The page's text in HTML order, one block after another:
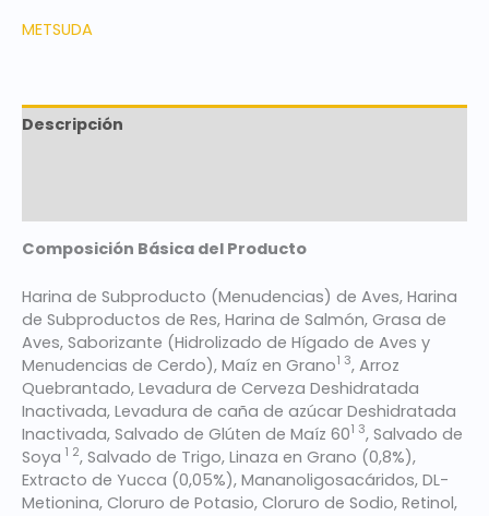
METSUDA
Descripción
Composición Básica del Producto
Harina de Subproducto (Menudencias) de Aves, Harina
de Subproductos de Res, Harina de Salmón, Grasa de
Aves, Saborizante (Hidrolizado de Hígado de Aves y
Menudencias de Cerdo), Maíz en Grano1 3, Arroz
Quebrantado, Levadura de Cerveza Deshidratada
Inactivada, Levadura de caña de azúcar Deshidratada
Inactivada, Salvado de Glúten de Maíz 601 3, Salvado de
Soya 1 2, Salvado de Trigo, Linaza en Grano (0,8%),
Extracto de Yucca (0,05%), Mananoligosacáridos, DL-
Metionina, Cloruro de Potasio, Cloruro de Sodio, Retinol,